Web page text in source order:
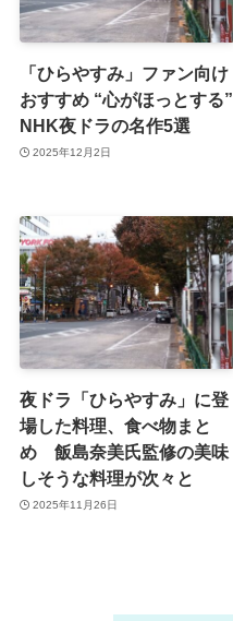
「ひらやすみ」ファン向け
おすすめ “心がほっとする”
NHK夜ドラの名作5選
2025年12月2日
夜ドラ「ひらやすみ」に登
場した料理、食べ物まと
め 飯島奈美氏監修の美味
しそうな料理が次々と
2025年11月26日